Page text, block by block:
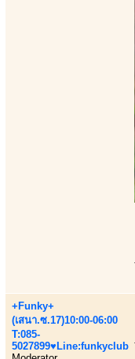
+Funky+
(เสนา.ซ.17)10:00-06:00
T:085-
5027899♥Line:funkyclub